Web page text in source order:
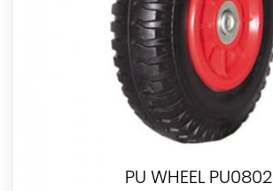
PU WHEEL PU0802